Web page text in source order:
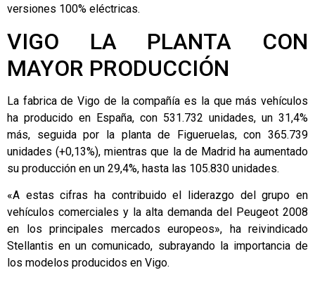
versiones 100% eléctricas.
VIGO LA PLANTA CON
MAYOR PRODUCCIÓN
La fabrica de Vigo de la compañía es la que más vehículos
ha producido en España, con 531.732 unidades, un 31,4%
más, seguida por la planta de Figueruelas, con 365.739
unidades (+0,13%), mientras que la de Madrid ha aumentado
su producción en un 29,4%, hasta las 105.830 unidades.
«A estas cifras ha contribuido el liderazgo del grupo en
vehículos comerciales y la alta demanda del Peugeot 2008
en los principales mercados europeos», ha reivindicado
Stellantis en un comunicado, subrayando la importancia de
los modelos producidos en Vigo.